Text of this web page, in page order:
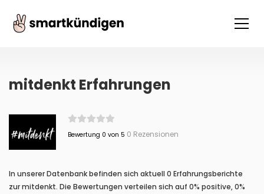
mitdenkt Erfahrungen
Bewertung 0 von 5 0 Rezensionen
In unserer Datenbank befinden sich aktuell 0 Erfahrungsberichte
zur mitdenkt. Die Bewertungen verteilen sich auf 0% positive, 0%